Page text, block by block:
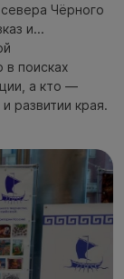
Чёрного
и...
в поисках
а кто —
развитии края.